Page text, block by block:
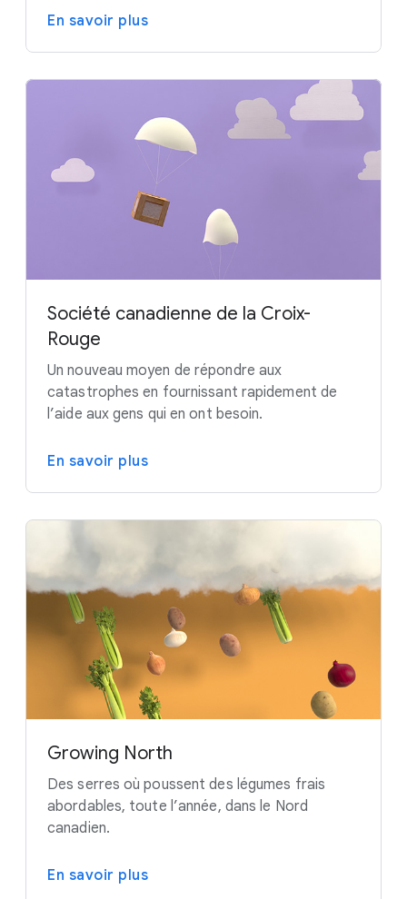
En savoir plus
Société canadienne de la Croix-
Rouge
Un nouveau moyen de répondre aux
catastrophes en fournissant rapidement de
l’aide aux gens qui en ont besoin.
En savoir plus
Growing North
Des serres où poussent des légumes frais
abordables, toute l’année, dans le Nord
canadien.
En savoir plus